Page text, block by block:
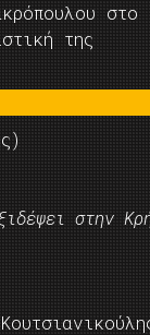
στο
της
στην